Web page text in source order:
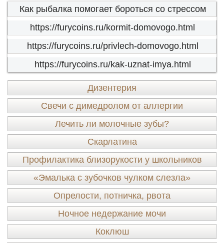
Как рыбалка помогает бороться со стрессом
https://furycoins.ru/kormit-domovogo.html
https://furycoins.ru/privlech-domovogo.html
https://furycoins.ru/kak-uznat-imya.html
Дизентерия
Свечи с димедролом от аллергии
Лечить ли молочные зубы?
Скарлатина
Профилактика близорукости у школьников
«Эмалька с зубочков чулком слезла»
Опрелости, потничка, рвота
Ночное недержание мочи
Коклюш